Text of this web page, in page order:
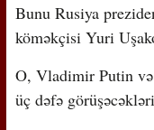
Bunu Rusiya
köməkçisi Yuri
O, Vladimir Putin
üç dəfə